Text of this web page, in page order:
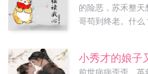
的险恶，苏禾整
哥苟到终老。什
妃说什么？都听齐
小秀才的娘子
前世病病歪歪，